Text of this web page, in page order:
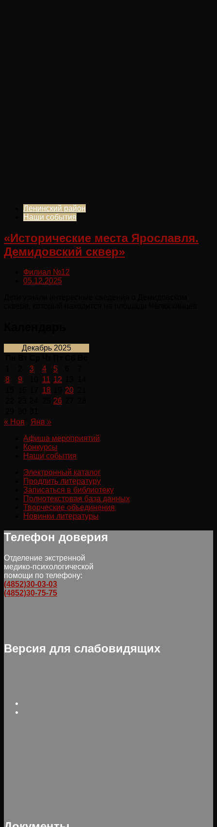
Ленинский район
Наши события
«Исторические места Ярославля.
Демидовский сквер»
Филиал №12
05.12.2025
Декабрь 2025
3 4 5
8
9 11 12
18 20
26
« Ноя
Янв »
Афиша мероприятий
Конкурсы
Наши события
Электронный каталог
Продлить литературу
Записаться в библиотеку
Полнотекстовая база данных
Творческие объединения
Новинки литературы
Телефон доверия
Отделение экстренной
медико-психологической
помощи по телефону:
(4852)30-03-03
(4852)30-75-75
Версия для слабовидящих